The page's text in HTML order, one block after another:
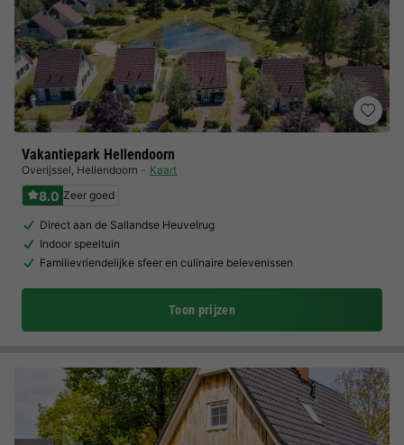
Vakantiepark Hellendoorn
Overijssel, Hellendoorn Kaart
8.0 Zeer goed
Direct aan de Sallandse Heuvelrug
Indoor speeltuin
Familievriendelijke sfeer en culinaire belevenissen
Toon prijzen